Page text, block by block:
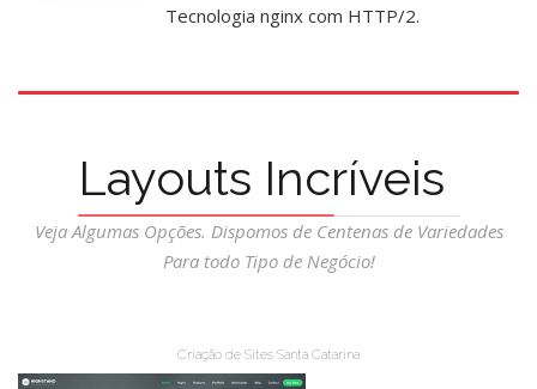
Tecnologia nginx com HTTP/2.
Layouts Incríveis
Veja Algumas Opções. Dispomos de Centenas de Variedades
Para todo Tipo de Negócio!
Criação de Sites Santa Catarina